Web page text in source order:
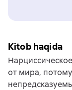
Kitob haqida
от мира,